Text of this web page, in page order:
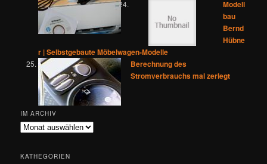
Modell
bau
Bernd
Hübne
r | Selbstgebaute Möbelwagen-Modelle
Berechnung des
Stromverbrauchs mal zerlegt
IM ARCHIV
Im
KATHEGORIEN